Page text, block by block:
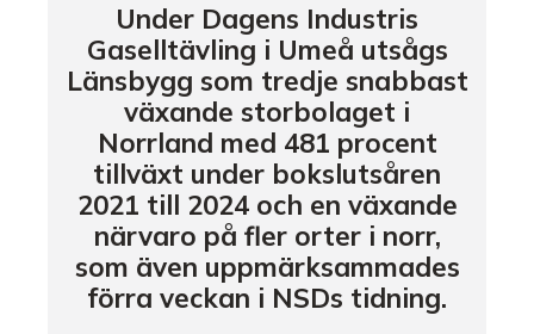
Under Dagens Industris
Gaselltävling i Umeå utsågs
Länsbygg som tredje snabbast
växande storbolaget i
Norrland med 481 procent
tillväxt under bokslutsåren
2021 till 2024 och en växande
närvaro på fler orter i norr,
som även uppmärksammades
förra veckan i NSDs tidning.